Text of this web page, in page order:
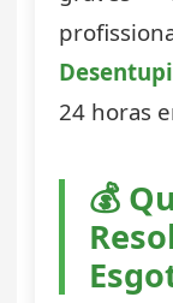
24 horas
💰